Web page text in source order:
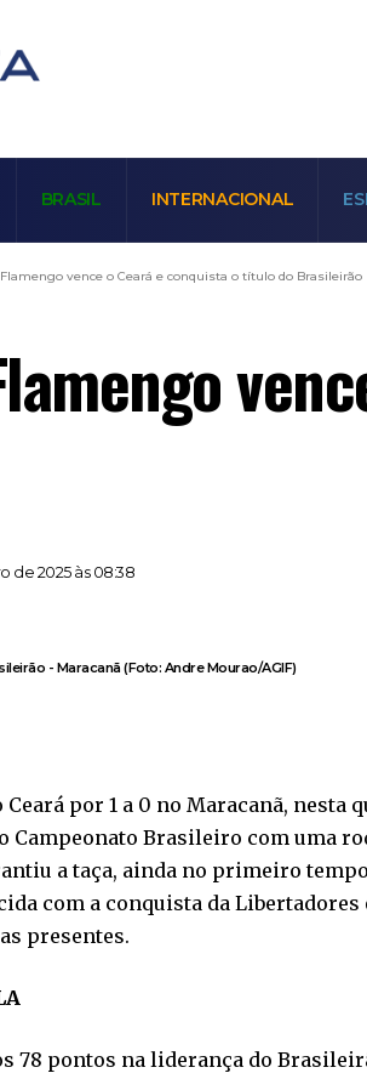
BRASIL INTERNACIONAL
vence o Ceará e conquista o título do Brasileirão
de 2025 às 08:38
- Maracanã (Foto: Andre Mourao/AGIF)
Ceará por 1 a 0 no Maracanã, nesta
Campeonato Brasileiro com uma
a taça, ainda no primeiro
com a conquista da
presentes.
78 pontos na liderança do